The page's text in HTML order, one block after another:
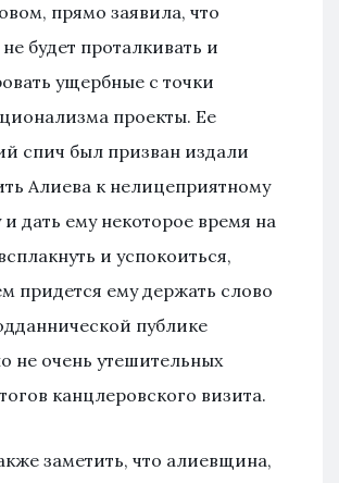
прямо заявила, что
будет проталкивать и
ущербные с точки
проекты. Ее
спич был призван издали
Алиева к нелицеприятному
и дать ему некоторое время на
и успокоиться,
придется ему держать слово
публике
не очень утешительных
канцлеровского визита.
заметить, что алиевщина,